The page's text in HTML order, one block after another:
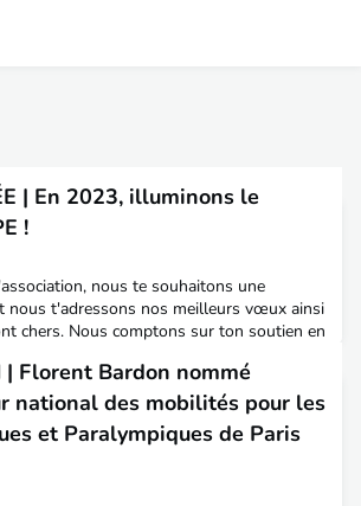
| En 2023, illuminons le
!
nous te souhaitons une
nous t'adressons nos meilleurs vœux ainsi
chers. Nous comptons sur ton soutien en
et notre revue AMÉNAGER des
dans les régions, via des visites et des
dans ta TRANSITION pro
| Florent Bardon nommé
national des mobilités pour les
et Paralympiques de Paris